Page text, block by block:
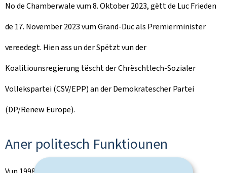
No de Chamberwale vum 8. Oktober 2023, gëtt de Luc Frieden
de 17. November 2023 vum Grand-Duc als Premierminister
vereedegt. Hien ass un der Spëtzt vun der
Koalitiounsregierung tëscht der Chrëschtlech-Sozialer
Vollekspartei (CSV/EPP) an der Demokratescher Partei
(DP/Renew Europe).
Aner politesch Funktiounen